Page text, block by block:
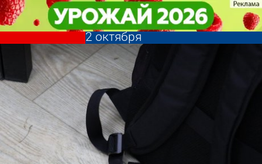
В Пензе разыскивают 14-
летнюю девочку, пропавшую
2 октября
ПроисшествияВ Пензе разыскивают 14-
летнюю девочку, пропавшую
2 октября
Происшествия
Другие новости по
теме
Погода и курсы
валют в Пензе